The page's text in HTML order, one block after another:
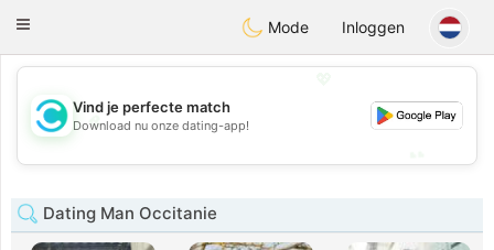
olombiaCitas
Toggle
Mode Inloggen
💖
💕
Vind je perfecte match
Download nu onze dating-app!
Dating Man Occitanie